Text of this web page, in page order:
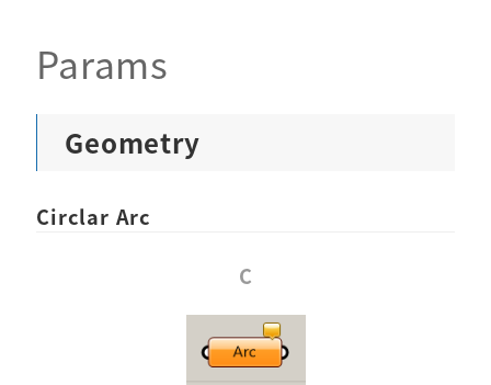
Params
Geometry
Circlar Arc
C